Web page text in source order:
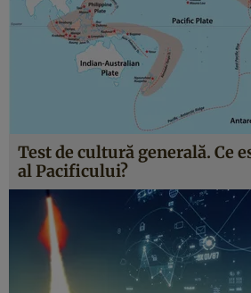
Test de cultură generală. Ce
al Pacificului?